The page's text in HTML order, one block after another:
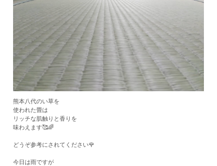
熊本八代のい草を
使われた畳は
リッチな肌触りと香りを
味わえます🥰🌈
どうぞ参考にされてください🌹
今日は雨ですが